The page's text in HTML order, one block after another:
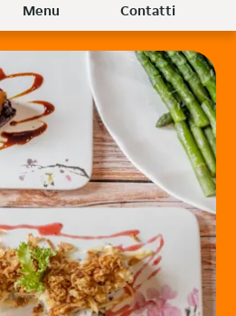
Menu Contatti